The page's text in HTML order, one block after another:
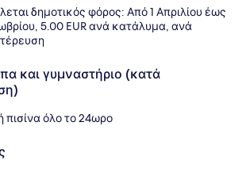
δημοτικός φόρος: Από 1 Απριλίου έως
5.00 EUR ανά κατάλυμα, ανά
και γυμναστήριο (κατά
πισίνα όλο το 24ωρο